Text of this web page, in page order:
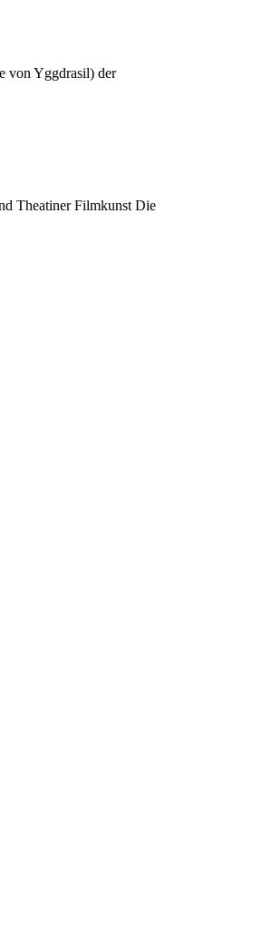
von Yggdrasil) der
Theatiner Filmkunst Die